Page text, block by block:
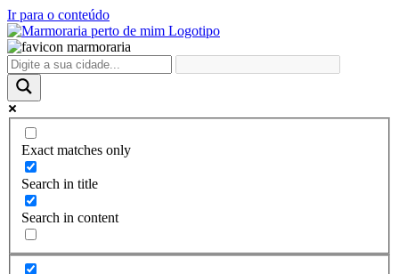
Ir para o conteúdo
Exact matches only
Search in title
Search in content